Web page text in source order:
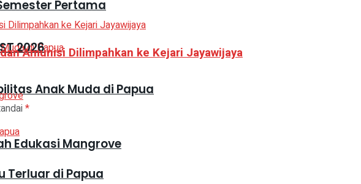
Pertama
Anak Muda di Papua
Terluar di Papua
2026
Edukasi Mangrove
Amunisi Dilimpahkan ke Kejari Jayawijaya
*